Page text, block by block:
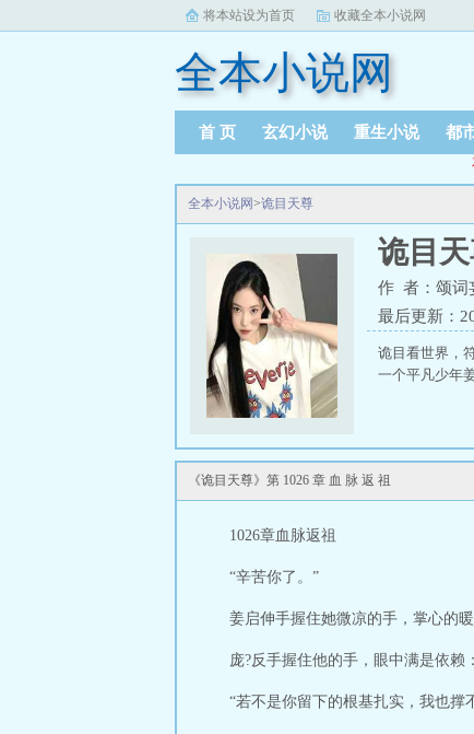
将本站设为首页 收藏全本小说网
全本小说网
首 页 玄幻小说 重生小说 都
全本小说网>诡目天尊
诡目
作 者：颂词
最后更新：
诡目看世界，
一个平凡少年
《诡目天尊》第 1026 章 血 脉 返 祖
1026章血脉返祖
“辛苦你了。”
姜启伸手握住她微凉的手，掌心的
庞?反手握住他的手，眼中满是依赖：
“若不是你留下的根基扎实，我也撑